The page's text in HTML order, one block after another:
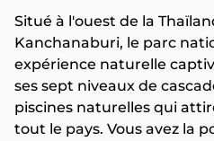
Situé à l'ouest de la
Kanchanaburi, le parc
expérience naturelle
ses sept niveaux de
piscines naturelles qui
tout le pays. Vous avez la